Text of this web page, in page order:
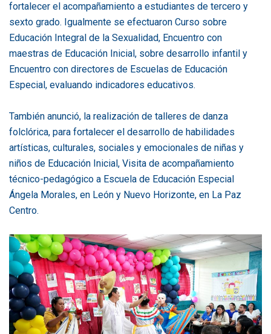
fortalecer el acompañamiento a estudiantes de tercero y
sexto grado. Igualmente se efectuaron Curso sobre
Educación Integral de la Sexualidad, Encuentro con
maestras de Educación Inicial, sobre desarrollo infantil y
Encuentro con directores de Escuelas de Educación
Especial, evaluando indicadores educativos.
También anunció, la realización de talleres de danza
folclórica, para fortalecer el desarrollo de habilidades
artísticas, culturales, sociales y emocionales de niñas y
niños de Educación Inicial, Visita de acompañamiento
técnico-pedagógico a Escuela de Educación Especial
Ángela Morales, en León y Nuevo Horizonte, en La Paz
Centro.